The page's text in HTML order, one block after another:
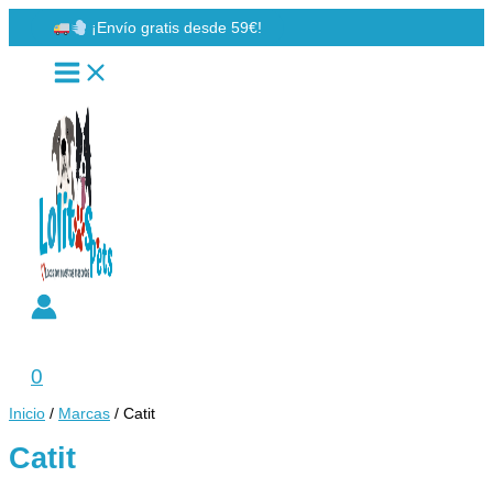
al
contenido
¡Envío gratis desde 59€!
0
Inicio / Marcas / Catit
Catit